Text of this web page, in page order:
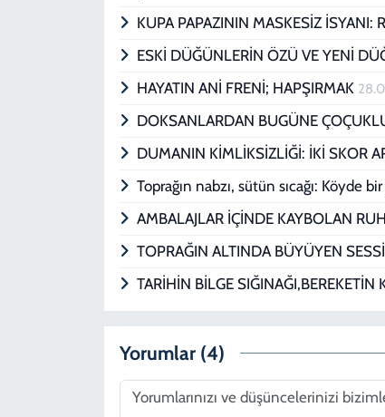
KUPA PAPAZININ MASKESİZ İSYANI:
ESKİ DÜĞÜNLERİN ÖZÜ VE YENİ
HAYATIN ANİ FRENİ; HAPŞIRMAK
DOKSANLARDAN BUGÜNE
DUMANIN KİMLİKSİZLİĞİ: İKİ SKOR
Toprağın nabzı, sütün sıcağı: Köyde
AMBALAJLAR İÇİNDE KAYBOLAN
TOPRAĞIN ALTINDA BÜYÜYEN
TARİHİN BİLGE SIĞINAĞI,BEREKETİN
Yorumlar (4)